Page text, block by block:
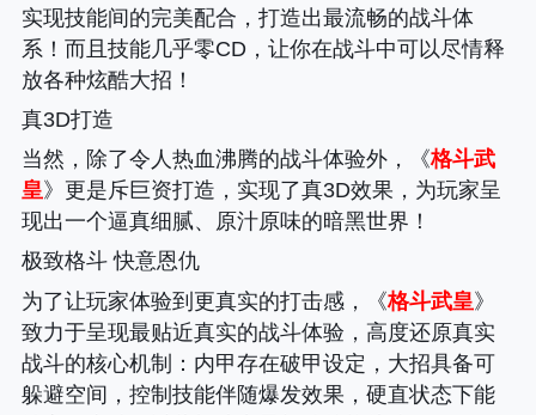
实现技能间的完美配合，打造出最流畅的战斗体
系！而且技能几乎零CD，让你在战斗中可以尽情释
放各种炫酷大招！
真3D打造
当然，除了令人热血沸腾的战斗体验外，《格斗武
皇》更是斥巨资打造，实现了真3D效果，为玩家呈
现出一个逼真细腻、原汁原味的暗黑世界！
极致格斗 快意恩仇
为了让玩家体验到更真实的打击感，《格斗武皇》
致力于呈现最贴近真实的战斗体验，高度还原真实
战斗的核心机制
：内甲存在破甲设定，大招具备可
躲避空间，控制技能伴随爆发效果，硬直状态下能